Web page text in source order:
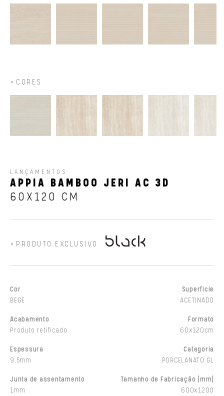
CORES
LANÇAMENTOS
APPIA BAMBOO JERI AC 3D
60X120 CM
PRODUTO EXCLUSIVO
Cor
BEGE
Superfície
ACETINADO
Acabamento
Produto retificado
Formato
60x120cm
Espessura
9,5mm
Categoria
PORCELANATO GL
Junta de assentamento
1mm
Tamanho de Fabricação (mm)
600x1200